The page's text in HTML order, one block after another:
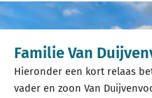
Familie Van
Hieronder een kort relaas
vader en zoon Van